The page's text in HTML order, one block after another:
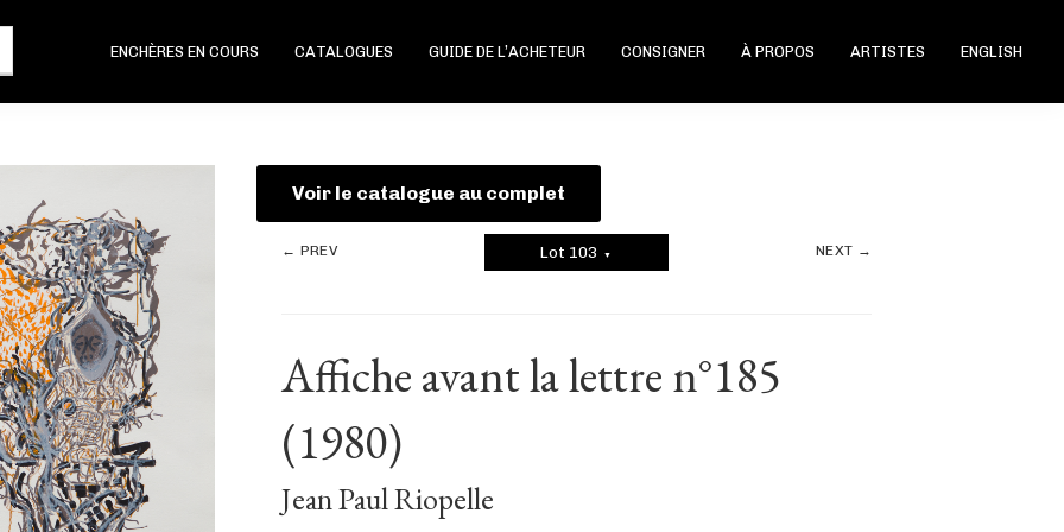
ENCHÈRES EN COURS CATALOGUES GUIDE DE L’ACHETEUR CONSIGNER À PROPOS ARTISTES ENGLISH
Voir le catalogue au complet
← PREV Lot 103 ▼ NEXT →
Affiche avant la lettre n°185
(1980)
Jean Paul Riopelle